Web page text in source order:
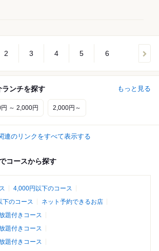
2 3 4 5 6
ンチを探す もっと見る
～ 2,000円 2,000円～
連のリンクをすべて表示する
コースから探す
4,000円以下のコース
下のコース
ネット予約できるお店
題付きコース
題付きコース
題付きコース